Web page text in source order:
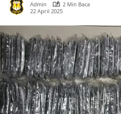
Admin
2 Min Baca
22 April 2025